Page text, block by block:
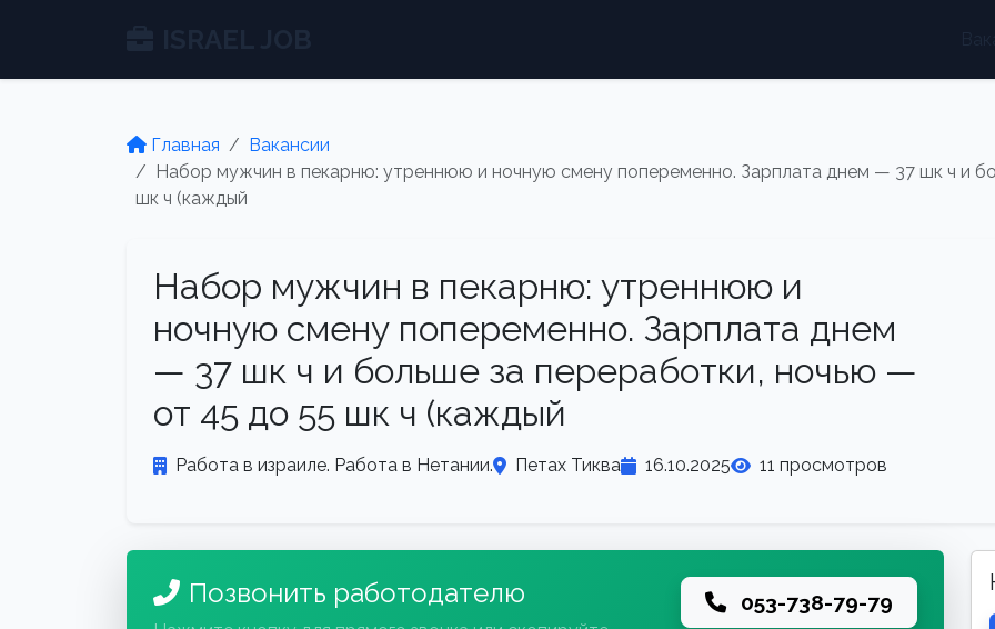
Главная
Вакансии
Набор мужчин в пекарню: утреннюю и ночную смену попеременно. Зарплата днем — 37 шк ч и
шк ч (каждый
Набор мужчин в пекарню: утреннюю и
ночную смену попеременно. Зарплата днем
— 37 шк ч и больше за переработки, ночью —
от 45 до 55 шк ч (каждый
Работа в израиле. Работа в Нетании. Петах Тиква 16.10.2025 11 просмотров
Позвонить работодателю 053-738-79-79